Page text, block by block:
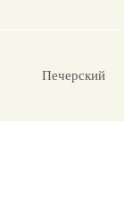
Печерский